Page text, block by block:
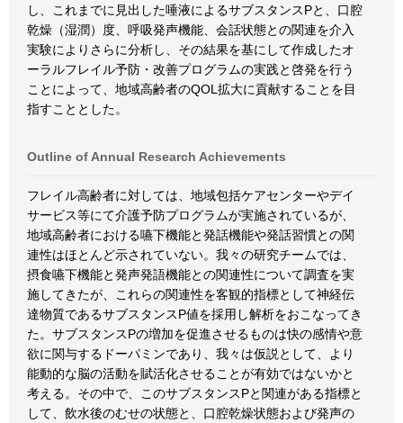
し、これまでに見出した唾液によるサブスタンスPと、口腔
乾燥（湿潤）度、呼吸発声機能、会話状態との関連を介入
実験によりさらに分析し、その結果を基にして作成したオ
ーラルフレイル予防・改善プログラムの実践と啓発を行う
ことによって、地域高齢者のQOL拡大に貢献することを目
指すこととした。
Outline of Annual Research Achievements
フレイル高齢者に対しては、地域包括ケアセンターやデイ
サービス等にて介護予防プログラムが実施されているが、
地域高齢者における嚥下機能と発話機能や発話習慣との関
連性はほとんど示されていない。我々の研究チームでは、
摂食嚥下機能と発声発語機能との関連性について調査を実
施してきたが、これらの関連性を客観的指標として神経伝
達物質であるサブスタンスP値を採用し解析をおこなってき
た。サブスタンスPの増加を促進させるものは快の感情や意
欲に関与するドーパミンであり、我々は仮説として、より
能動的な脳の活動を賦活化させることが有効ではないかと
考える。その中で、このサブスタンスPと関連がある指標と
して、飲水後のむせの状態と、口腔乾燥状態および発声の